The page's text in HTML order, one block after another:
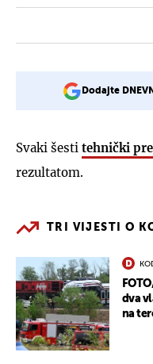
Dodajte
Svaki šesti tehnički
rezultatom.
TRI VIJESTI O
dva
na